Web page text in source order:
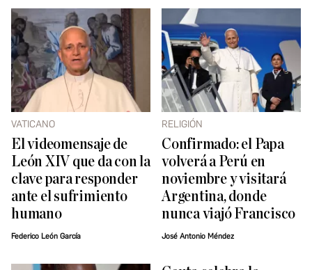
VATICANO
El videomensaje de
León XIV que da con la
clave para responder
ante el sufrimiento
humano
Federico León García
RELIGIÓN
Confirmado: el Papa
volverá a Perú en
noviembre y visitará
Argentina, donde
nunca viajó Francisco
José Antonio Méndez